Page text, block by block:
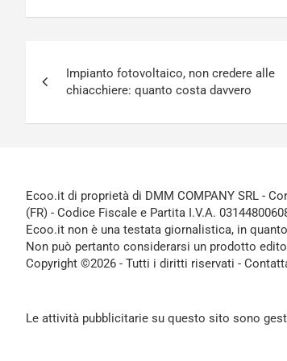
articoli
Impianto fotovoltaico, non credere alle
chiacchiere: quanto costa davvero
Ecoo.it di proprietà di DMM COMPANY SRL -
(FR) - Codice Fiscale e Partita I.V.A.
Ecoo.it non è una testata giornalistica, in
Non può pertanto considerarsi un prodotto
Copyright ©2026 - Tutti i diritti riservati -
Le attività pubblicitarie su questo sito sono